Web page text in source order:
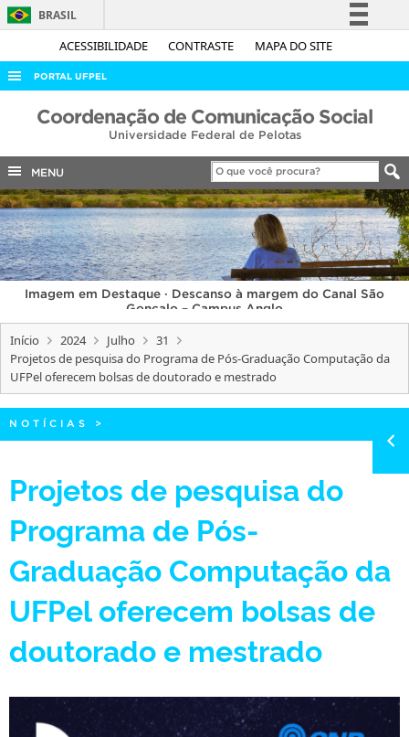
ACESSIBILIDADE CONTRASTE MAPA DO SITE
BRASIL
Simplifique!
Acesso à informação
Legislação
Canais
PORTAL UFPEL
ACESSO À INFORMAÇÃO
COBALTO
CONCURSOS
EDITAIS
INTERNACIONAL
OUVIDORIA
PORTARIAS
TELEFONES
Coordenação de Comunicação Social
Universidade Federal de Pelotas
MENU
Imagem em Destaque · Descanso à margem do Canal São
Gonçalo – Campus Anglo
Início 2024 Julho
31
Projetos de pesquisa do Programa de Pós-Graduação Computação da
UFPel oferecem bolsas de doutorado e mestrado
NOTÍCIAS >
Projetos de pesquisa do
Programa de Pós-
Graduação Computação da
UFPel oferecem bolsas de
doutorado e mestrado